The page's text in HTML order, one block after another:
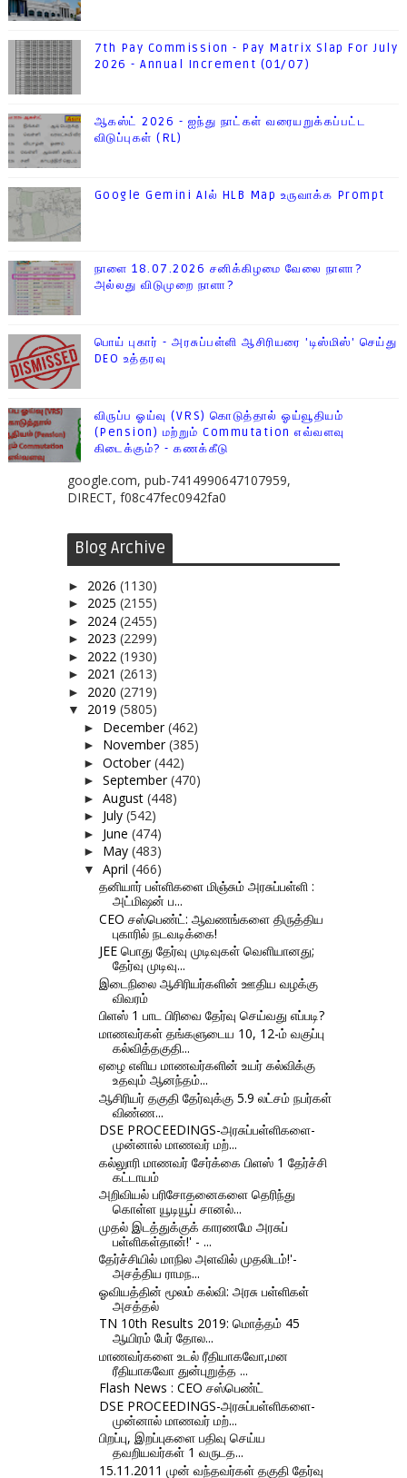
7th Pay Commission - Pay Matrix Slap For July
2026 - Annual Increment (01/07)
ஆகஸ்ட் 2026 - ஐந்து நாட்கள் வரையறுக்கப்பட்ட
விடுப்புகள் (RL)
Google Gemini AIல் HLB Map உருவாக்க Prompt
நாளை 18.07.2026 சனிக்கிழமை வேலை நாளா?
அல்லது விடுமுறை நாளா?
பொய் புகார் - அரசுப்பள்ளி ஆசிரியரை 'டிஸ்மிஸ்' செய்து
DEO உத்தரவு
விருப்ப ஓய்வு (VRS) கொடுத்தால் ஓய்வூதியம்
(Pension) மற்றும் Commutation எவ்வளவு
கிடைக்கும்? - கணக்கீடு
google.com, pub-7414990647107959,
DIRECT, f08c47fec0942fa0
Blog Archive
► 2026 (1130)
► 2025 (2155)
► 2024 (2455)
► 2023 (2299)
► 2022 (1930)
► 2021 (2613)
► 2020 (2719)
▼ 2019 (5805)
► December(462)
► November(385)
► October(442)
► September(470)
► August (448)
► July (542)
► June (474)
► May (483)
▼ April (466)
தனியார் பள்ளிகளை மிஞ்சும் அரசுப்பள்ளி :
அட்மிஷன் ப...
CEO சஸ்பெண்ட்: ஆவணங்களை திருத்திய
புகாரில் நடவடிக்கை!
JEE பொது தேர்வு முடிவுகள் வெளியானது;
தேர்வு முடிவு...
இடைநிலை ஆசிரியர்களின் ஊதிய வழக்கு
விவரம்
பிளஸ் 1 பாட பிரிவை தேர்வு செய்வது எப்படி?
மாணவர்கள் தங்களுடைய 10, 12-ம் வகுப்பு
கல்வித்தகுதி...
ஏழை எளிய மாணவர்களின் உயர் கல்விக்கு
உதவும் ஆனந்தம்...
ஆசிரியர் தகுதி தேர்வுக்கு 5.9 லட்சம் நபர்கள்
விண்ண...
DSE PROCEEDINGS-அரசுப்பள்ளிகளை-
முன்னால் மாணவர் மற்...
கல்லுாரி மாணவர் சேர்க்கை பிளஸ் 1 தேர்ச்சி
கட்டாயம்
அறிவியல் பரிசோதனைகளை தெரிந்து
கொள்ள யூடியூப் சானல்...
முதல் இடத்துக்குக் காரணமே அரசுப்
பள்ளிகள்தான்!' - ...
தேர்ச்சியில் மாநில அளவில் முதலிடம்!'-
அசத்திய ராமந...
ஓவியத்தின் மூலம் கல்வி: அரசு பள்ளிகள்
அசத்தல்
TN 10th Results 2019: மொத்தம் 45
ஆயிரம் பேர் தோல...
மாணவர்களை உடல் ரீதியாகவோ,மன
ரீதியாகவோ துன்புறுத்த ...
Flash News : CEO சஸ்பெண்ட்
DSE PROCEEDINGS-அரசுப்பள்ளிகளை-
முன்னால் மாணவர் மற்...
பிறப்பு, இறப்புகளை பதிவு செய்ய
தவறியவர்கள் 1 வருடத...
15.11.2011 முன் வந்தவர்கள் தகுதி தேர்வு